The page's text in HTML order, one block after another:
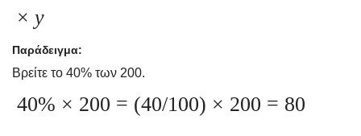
× y
Παράδειγμα:
Βρείτε το 40% των 200.
40% × 200 = (40/100) × 200 = 80